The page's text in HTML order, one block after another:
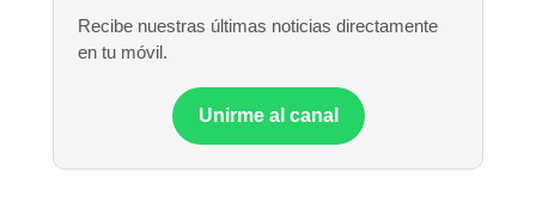
Recibe nuestras últimas noticias directamente
en tu móvil.
Unirme al canal